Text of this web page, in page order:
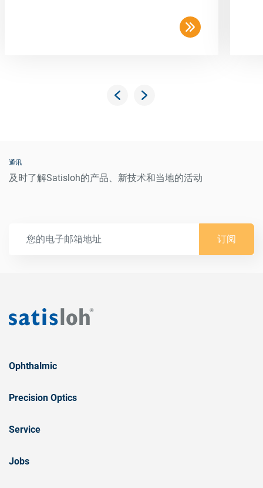
通讯
及时了解Satisloh的产品、新技术和当地的活动
订阅
Ophthalmic
Precision Optics
Service
Jobs